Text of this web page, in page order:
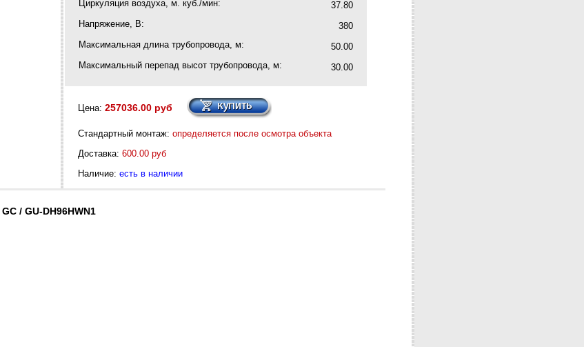
Циркуляция воздуха, м. куб./мин:
37.80
Напряжение, В:
380
Максимальная длина трубопровода, м:
50.00
Максимальный перепад высот трубопровода, м:
30.00
Цена: 257036.00 руб
Стандартный монтаж: определяется после осмотра объекта
Доставка: 600.00 руб
Наличие: есть в наличии
/ GU-DH96HWN1